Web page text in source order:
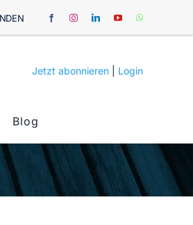
Jetzt abonnieren Login
Blog